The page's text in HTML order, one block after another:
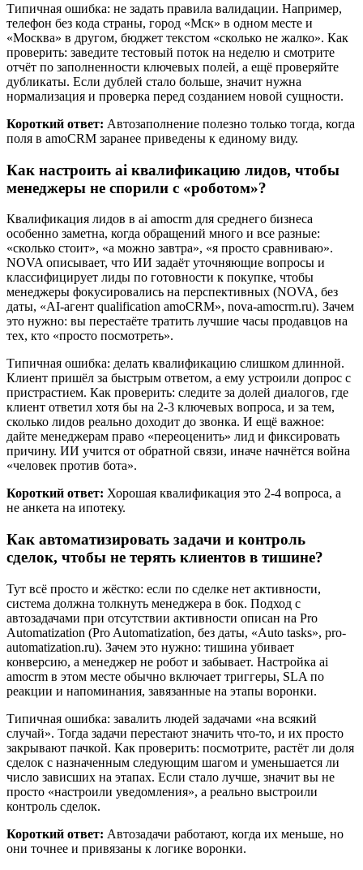
Типичная ошибка: не задать правила валидации. Например,
телефон без кода страны, город «Мск» в одном месте и
«Москва» в другом, бюджет текстом «сколько не жалко». Как
проверить: заведите тестовый поток на неделю и смотрите
отчёт по заполненности ключевых полей, а ещё проверяйте
дубликаты. Если дублей стало больше, значит нужна
нормализация и проверка перед созданием новой сущности.
Короткий ответ: Автозаполнение полезно только тогда, когда
поля в amoCRM заранее приведены к единому виду.
Как настроить ai квалификацию лидов, чтобы
менеджеры не спорили с «роботом»?
Квалификация лидов в ai amocrm для среднего бизнеса
особенно заметна, когда обращений много и все разные:
«сколько стоит», «а можно завтра», «я просто сравниваю».
NOVA описывает, что ИИ задаёт уточняющие вопросы и
классифицирует лиды по готовности к покупке, чтобы
менеджеры фокусировались на перспективных (NOVA, без
даты, «AI-агент qualification amoCRM», nova-amocrm.ru). Зачем
это нужно: вы перестаёте тратить лучшие часы продавцов на
тех, кто «просто посмотреть».
Типичная ошибка: делать квалификацию слишком длинной.
Клиент пришёл за быстрым ответом, а ему устроили допрос с
пристрастием. Как проверить: следите за долей диалогов, где
клиент ответил хотя бы на 2-3 ключевых вопроса, и за тем,
сколько лидов реально доходит до звонка. И ещё важное:
дайте менеджерам право «переоценить» лид и фиксировать
причину. ИИ учится от обратной связи, иначе начнётся война
«человек против бота».
Короткий ответ: Хорошая квалификация это 2-4 вопроса, а
не анкета на ипотеку.
Как автоматизировать задачи и контроль
сделок, чтобы не терять клиентов в тишине?
Тут всё просто и жёстко: если по сделке нет активности,
система должна толкнуть менеджера в бок. Подход с
автозадачами при отсутствии активности описан на Pro
Automatization (Pro Automatization, без даты, «Auto tasks», pro-
automatization.ru). Зачем это нужно: тишина убивает
конверсию, а менеджер не робот и забывает. Настройка ai
amocrm в этом месте обычно включает триггеры, SLA по
реакции и напоминания, завязанные на этапы воронки.
Типичная ошибка: завалить людей задачами «на всякий
случай». Тогда задачи перестают значить что-то, и их просто
закрывают пачкой. Как проверить: посмотрите, растёт ли доля
сделок с назначенным следующим шагом и уменьшается ли
число зависших на этапах. Если стало лучше, значит вы не
просто «настроили уведомления», а реально выстроили
контроль сделок.
Короткий ответ: Автозадачи работают, когда их меньше, но
они точнее и привязаны к логике воронки.